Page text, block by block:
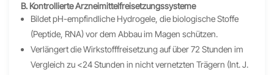
B. Kontrollierte Arzneimittelfreisetzungssysteme
Bildet pH-empfindliche Hydrogele, die biologische Stoffe
(Peptide, RNA) vor dem Abbau im Magen schützen.
Verlängert die Wirkstofffreisetzung auf über 72 Stunden im
Vergleich zu <24 Stunden in nicht vernetzten Trägern (Int. J.